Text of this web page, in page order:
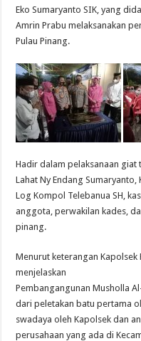
Eko Sumaryanto SIK, yang
Amrin Prabu melaksanakan
Pulau Pinang.
Hadir dalam pelaksanaan giat
Lahat Ny Endang
Log Kompol Telebanua SH,
anggota, perwakilan kades,
pinang.
Menurut keterangan Kapolsek
menjelaskan
Pembangangunan Musholla
dari peletakan batu pertama
swadaya oleh Kapolsek dan
perusahaan yang ada di